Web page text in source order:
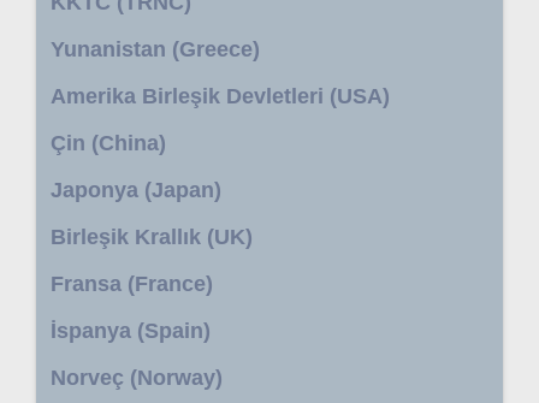
Yunanistan (Greece)
Amerika Birleşik Devletleri (USA)
Çin (China)
Japonya (Japan)
Birleşik Krallık (UK)
Fransa (France)
İspanya (Spain)
Norveç (Norway)